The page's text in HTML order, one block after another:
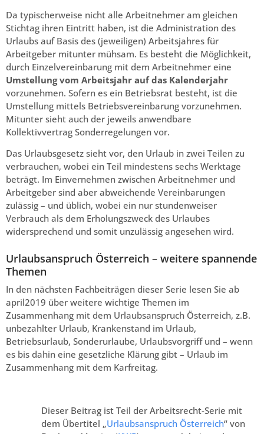
Da typischerweise nicht alle Arbeitnehmer am gleichen
Stichtag ihren Eintritt haben, ist die Administration des
Urlaubs auf Basis des (jeweiligen) Arbeitsjahres für
Arbeitgeber mitunter mühsam. Es besteht die Möglichkeit,
durch Einzelvereinbarung mit dem Arbeitnehmer eine
Umstellung vom Arbeitsjahr auf das Kalenderjahr
vorzunehmen. Sofern es ein Betriebsrat besteht, ist die
Umstellung mittels Betriebsvereinbarung vorzunehmen.
Mitunter sieht auch der jeweils anwendbare
Kollektivvertrag Sonderregelungen vor.
Das Urlaubsgesetz sieht vor, den Urlaub in zwei Teilen zu
verbrauchen, wobei ein Teil mindestens sechs Werktage
beträgt. Im Einvernehmen zwischen Arbeitnehmer und
Arbeitgeber sind aber abweichende Vereinbarungen
zulässig – und üblich, wobei ein nur stundenweiser
Verbrauch als dem Erholungszweck des Urlaubes
widersprechend und somit unzulässig angesehen wird.
Urlaubsanspruch Österreich – weitere spannende
Themen
In den nächsten Fachbeiträgen dieser Serie lesen Sie ab
april2019 über weitere wichtige Themen im
Zusammenhang mit dem Urlaubsanspruch Österreich, z.B.
unbezahlter Urlaub, Krankenstand im Urlaub,
Betriebsurlaub, Sonderurlaube, Urlaubsvorgriff und – wenn
es bis dahin eine gesetzliche Klärung gibt – Urlaub im
Zusammenhang mit dem Karfreitag.
Dieser Beitrag ist Teil der Arbeitsrecht-Serie mit
dem Übertitel „Urlaubsanspruch Österreich“ von